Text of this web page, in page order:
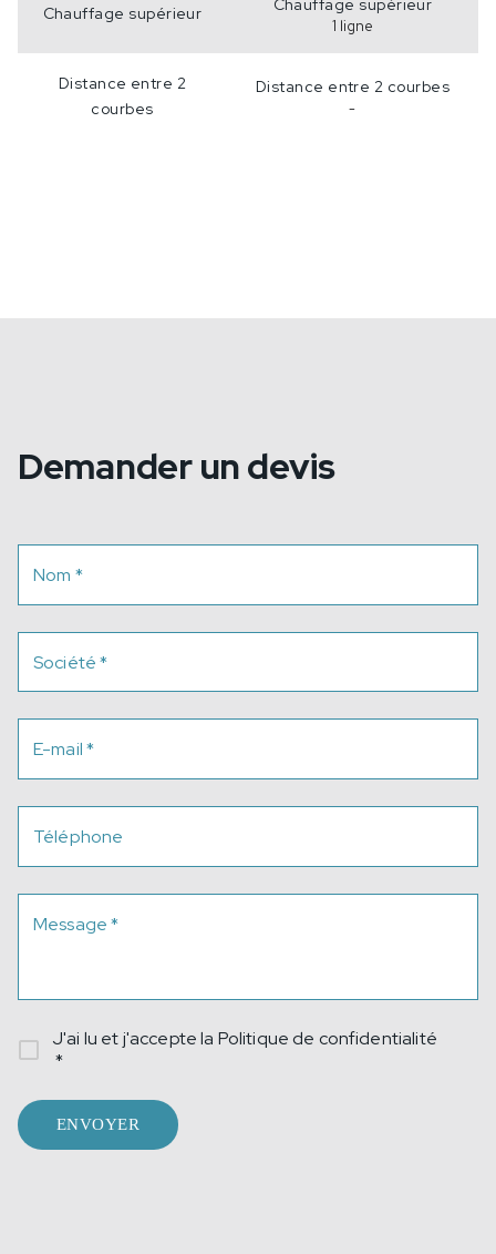
Chauffage supérieur Chauffage supérieur
1 ligne
Distance entre 2
courbes
Distance entre 2 courbes
-
Demander un devis
Nom *
Société *
E-mail*
Téléphone
Message *
J'ai lu et j'accepte la Politique de confidentialité
*
ENVOYER